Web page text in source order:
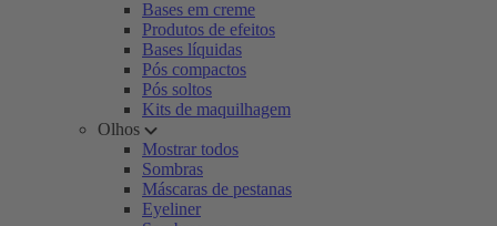
Bases em creme
Produtos de efeitos
Bases líquidas
Pós compactos
Pós soltos
Kits de maquilhagem
Olhos
Mostrar todos
Sombras
Máscaras de pestanas
Eyeliner